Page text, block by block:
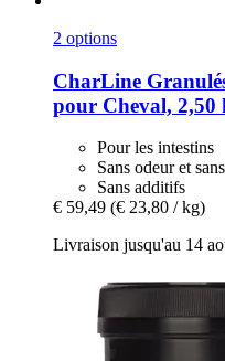
2 options
CharLine
pour Cheval, 2,50
Pour les intestins
Sans odeur et
Sans additifs
€ 59,49 (€ 23,80 / kg)
Livraison jusqu'au 14